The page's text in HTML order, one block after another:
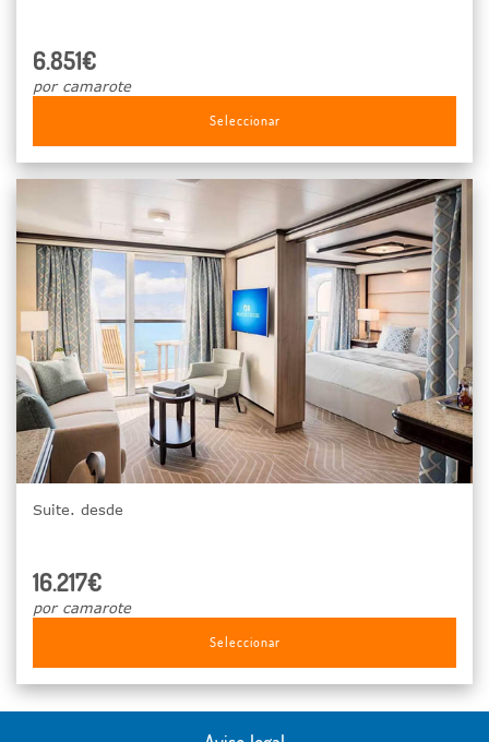
6.851€
por camarote
Seleccionar
Suite. desde
16.217€
por camarote
Seleccionar